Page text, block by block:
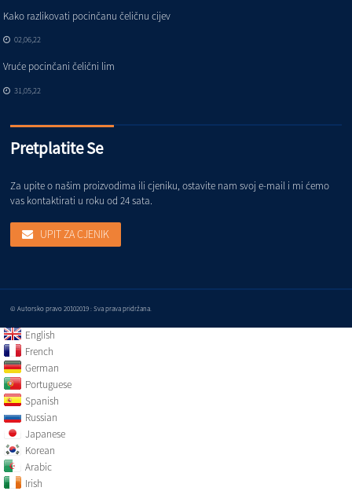
Kako razlikovati pocinčanu čeličnu cijev
02,06,22
Vruće pocinčani čelični lim
31,05,22
Pretplatite Se
Za upite o našim proizvodima ili cjeniku, ostavite nam svoj e-mail i mi ćemo
vas kontaktirati u roku od 24 sata.
UPIT ZA CJENIK
© Autorsko pravo 20102019 : Sva prava pridržana.
English
French
German
Portuguese
Spanish
Russian
Japanese
Korean
Arabic
Irish